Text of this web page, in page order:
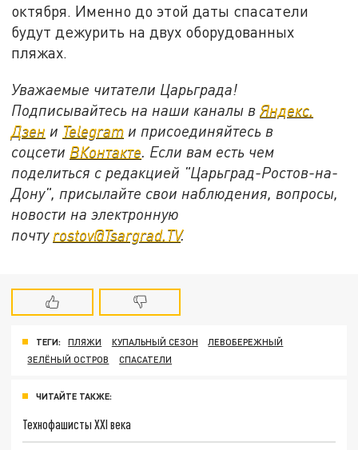
октября. Именно до этой даты спасатели
будут дежурить на двух оборудованных
пляжах.
Уважаемые читатели Царьграда!
Подписывайтесь на наши каналы в Яндекс.
Дзен и Telegram и присоединяйтесь в
соцсети ВКонтакте . Если вам есть чем
поделиться с редакцией "Царьград-Ростов-на-
Дону", присылайте свои наблюдения, вопросы,
новости на электронную
почту rostov@Tsargrad.ТV.
ТЕГИ: ПЛЯЖИ КУПАЛЬНЫЙ СЕЗОН
ЛЕВОБЕРЕЖНЫЙ
ЗЕЛЁНЫЙ ОСТРОВ
СПАСАТЕЛИ
ЧИТАЙТЕ ТАКЖЕ:
Технофашисты XXI века